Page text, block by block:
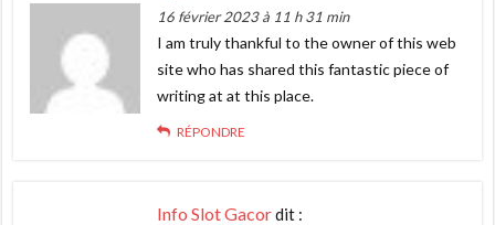
16 février 2023 à 11 h 31 min
I am truly thankful to the owner of this web
site who has shared this fantastic piece of
writing at at this place.
RÉPONDRE
Info Slot Gacordit :